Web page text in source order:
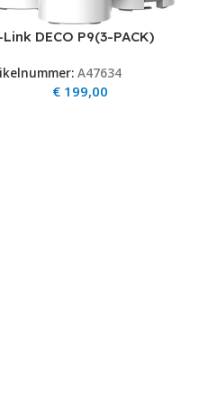
DECO P9(3-PACK)
Mesh Wifi-systeem
A47634
€ 199,00